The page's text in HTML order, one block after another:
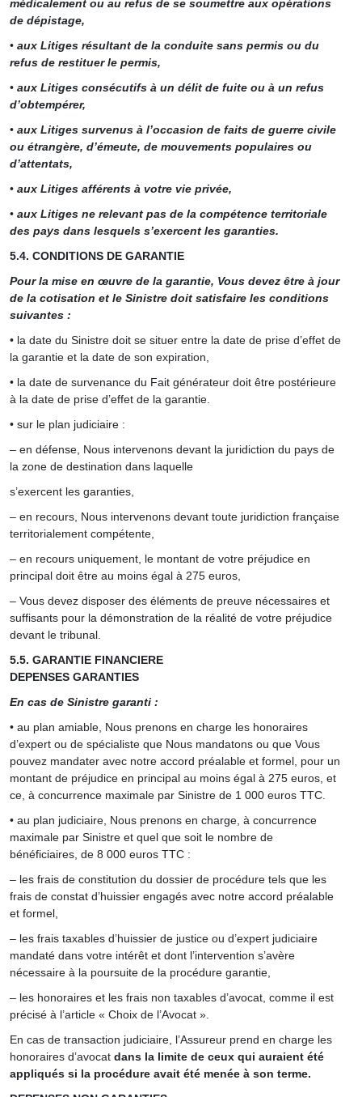
médicalement ou au refus de se soumettre aux opérations
de dépistage,
• aux Litiges résultant de la conduite sans permis ou du
refus de restituer le permis,
• aux Litiges consécutifs à un délit de fuite ou à un refus
d’obtempérer,
• aux Litiges survenus à l’occasion de faits de guerre civile
ou étrangère, d’émeute, de mouvements populaires ou
d’attentats,
• aux Litiges afférents à votre vie privée,
• aux Litiges ne relevant pas de la compétence territoriale
des pays dans lesquels s’exercent les garanties.
5.4. CONDITIONS DE GARANTIE
Pour la mise en œuvre de la garantie, Vous devez être à jour
de la cotisation et le Sinistre doit satisfaire les conditions
suivantes :
• la date du Sinistre doit se situer entre la date de prise d’effet de
la garantie et la date de son expiration,
• la date de survenance du Fait générateur doit être postérieure
à la date de prise d’effet de la garantie.
• sur le plan judiciaire :
– en défense, Nous intervenons devant la juridiction du pays de
la zone de destination dans laquelle
s’exercent les garanties,
– en recours, Nous intervenons devant toute juridiction française
territorialement compétente,
– en recours uniquement, le montant de votre préjudice en
principal doit être au moins égal à 275 euros,
– Vous devez disposer des éléments de preuve nécessaires et
suffisants pour la démonstration de la réalité de votre préjudice
devant le tribunal.
5.5. GARANTIE FINANCIERE
DEPENSES GARANTIES
En cas de Sinistre garanti :
• au plan amiable, Nous prenons en charge les honoraires
d’expert ou de spécialiste que Nous mandatons ou que Vous
pouvez mandater avec notre accord préalable et formel, pour un
montant de préjudice en principal au moins égal à 275 euros, et
ce, à concurrence maximale par Sinistre de 1 000 euros TTC.
• au plan judiciaire, Nous prenons en charge, à concurrence
maximale par Sinistre et quel que soit le nombre de
bénéficiaires, de 8 000 euros TTC :
– les frais de constitution du dossier de procédure tels que les
frais de constat d’huissier engagés avec notre accord préalable
et formel,
– les frais taxables d’huissier de justice ou d’expert judiciaire
mandaté dans votre intérêt et dont l’intervention s’avère
nécessaire à la poursuite de la procédure garantie,
– les honoraires et les frais non taxables d’avocat, comme il est
précisé à l’article « Choix de l’Avocat ».
En cas de transaction judiciaire, l’Assureur prend en charge les
honoraires d’avocat dans la limite de ceux qui auraient été
appliqués si la procédure avait été menée à son terme.